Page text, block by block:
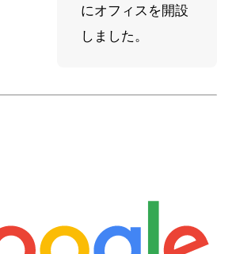
にオフィスを開設
しました。